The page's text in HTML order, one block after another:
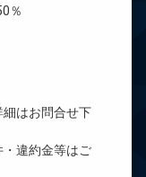
％
はお問合せ下
違約金等はご